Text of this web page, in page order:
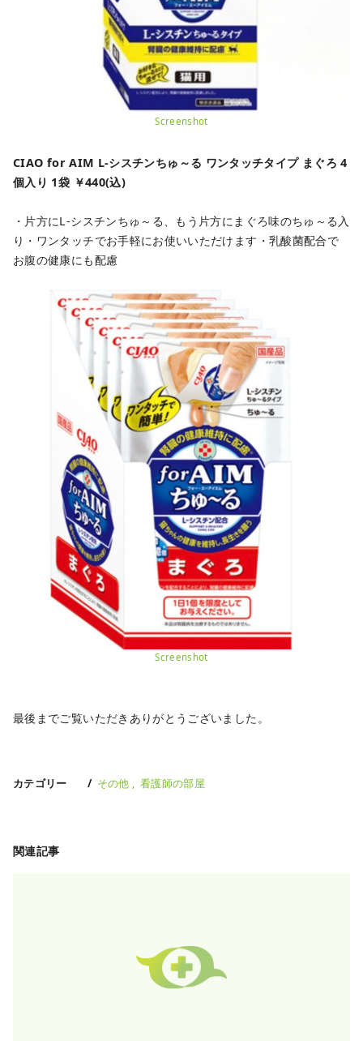
Screenshot
CIAO for AIM L-シスチンちゅ～る ワンタッチタイプ まぐろ 4
個入り 1袋 ￥440(込)
・片方にL-シスチンちゅ～る、もう片方にまぐろ味のちゅ～る入
り ・ワンタッチでお手軽にお使いいただけます ・乳酸菌配合で
お腹の健康にも配慮
Screenshot
最後までご覧いただきありがとうございました。
カテゴリー その他 看護師の部屋
関連記事